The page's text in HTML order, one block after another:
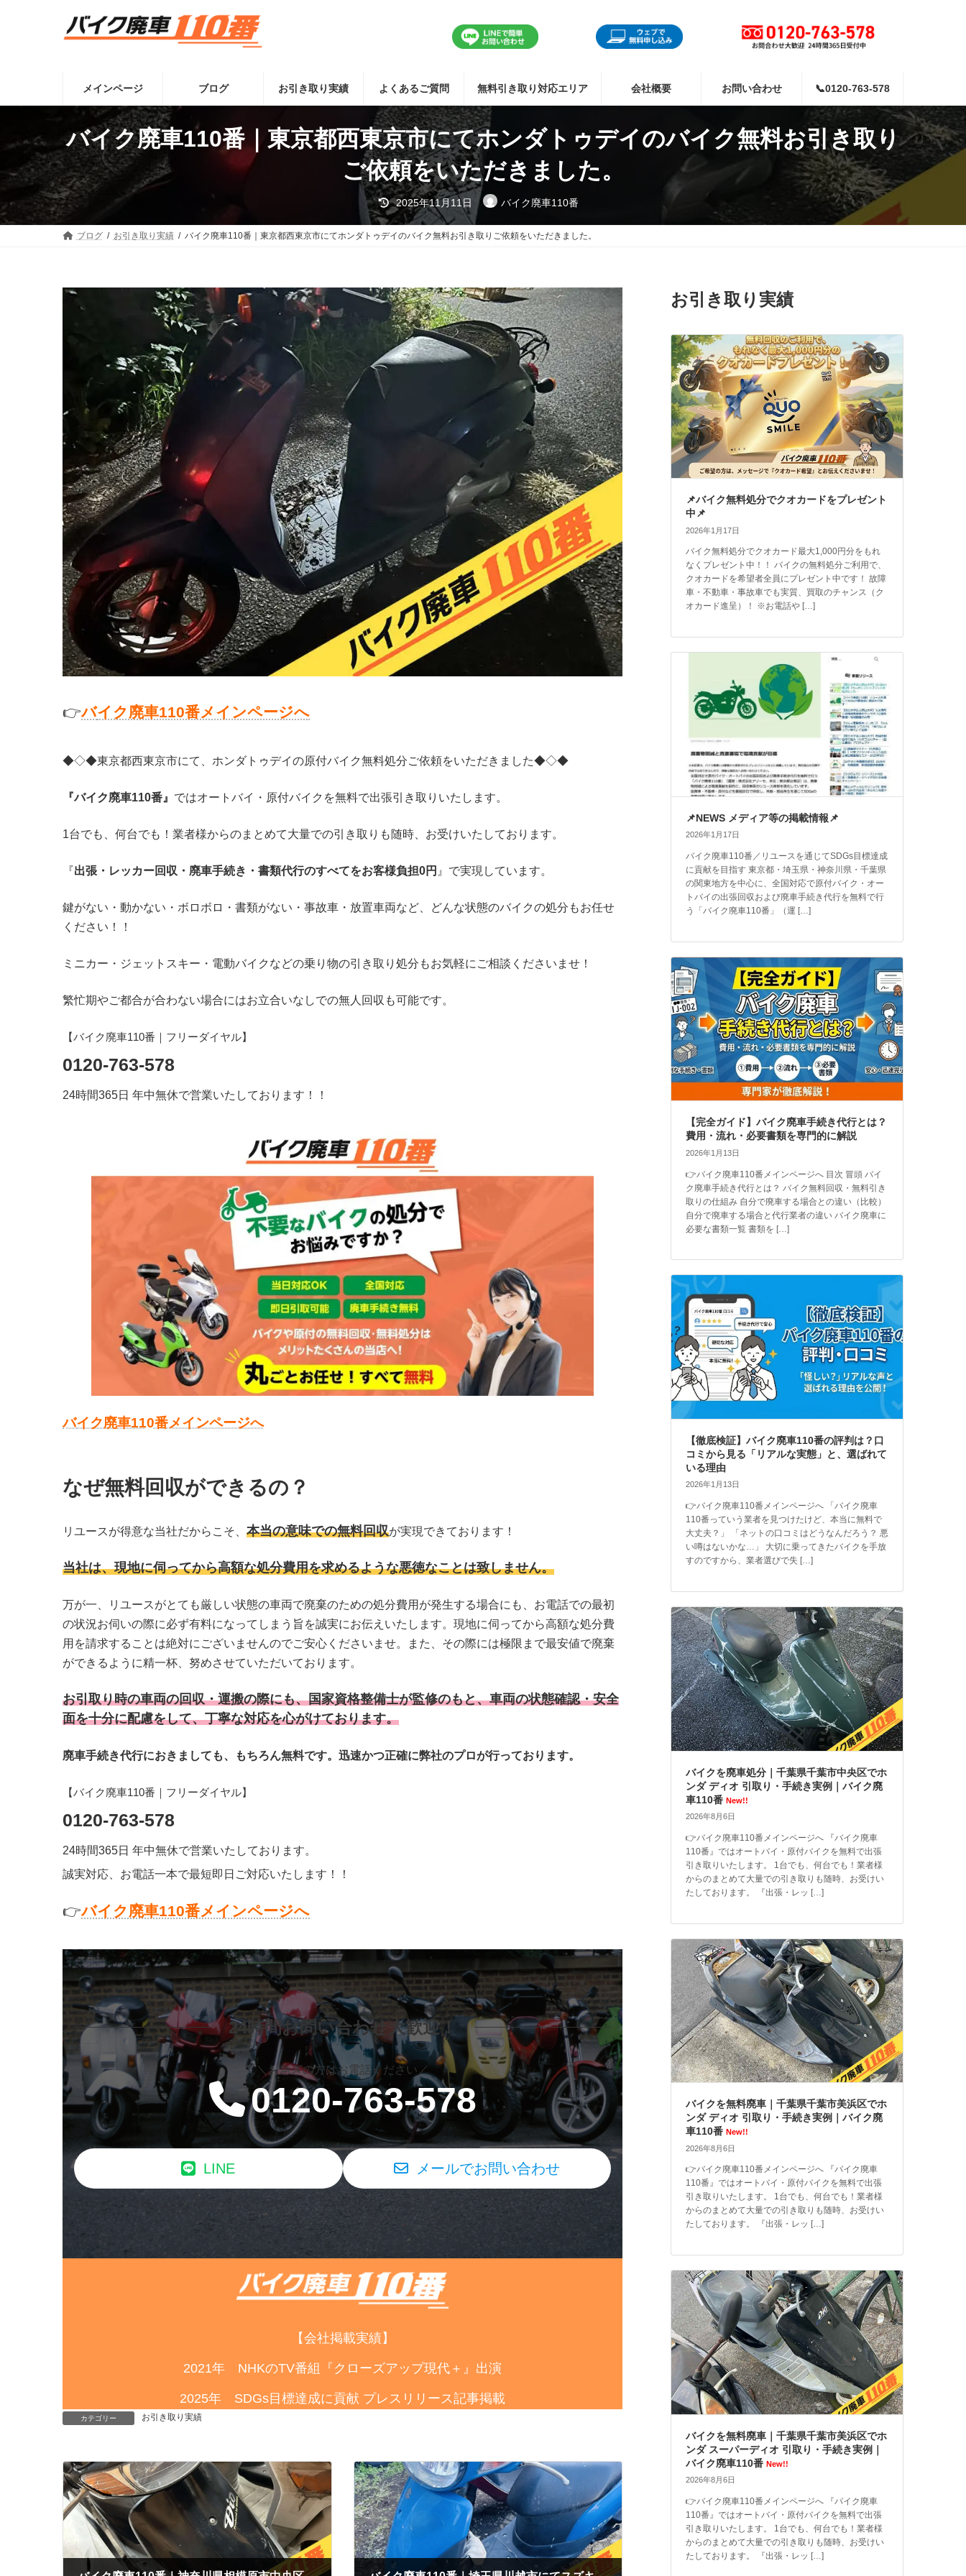
メインページ ブログ お引き取り実績 よくあるご質問 無料引き取り対応エリア 会社概要 お問い合わせ 📞0120-763-578
バイク廃車110番｜東京都西東京市にてホンダトゥデイのバイク無料お引き取り
ご依頼をいただきました。
最
終
更
新
日
2025年11月11日 バイク廃車110番
ブログ お引き取り実績 バイク廃車110番｜東京都西東京市にてホンダトゥデイのバイク無料お引き取りご依頼をいただきました。
👉バイク廃車110番メインページへ
◆◇◆東京都西東京市にて、ホンダトゥデイの原付バイク無料処分ご依頼をいただきました◆◇◆
『バイク廃車110番』 ではオートバイ・原付バイクを無料で出張引き取りいたします。
1台でも、何台でも！業者様からのまとめて大量での引き取りも随時、お受けいたしております。
『出張・レッカー回収・廃車手続き・書類代行のすべてをお客様負担0円 』で実現しています。
鍵がない・動かない・ボロボロ・書類がない・事故車・放置車両など、どんな状態のバイクの処分もお任せ
ください！！
ミニカー・ジェットスキー・電動バイクなどの乗り物の引き取り処分もお気軽にご相談くださいませ！
繁忙期やご都合が合わない場合にはお立合いなしでの無人回収も可能です。
【バイク廃車110番｜フリーダイヤル】
0120-763-578
24時間365日 年中無休で営業いたしております！！
バイク廃車110番メインページへ
なぜ無料回収ができるの？
リユースが得意な当社だからこそ、 本当の意味での無料回収が実現できております！
当社は、現地に伺ってから高額な処分費用を求めるような悪徳なことは致しません。
万が一、リユースがとても厳しい状態の車両で廃棄のための処分費用が発生する場合にも、お電話での最初
の状況お伺いの際に必ず有料になってしまう旨を誠実にお伝えいたします。現地に伺ってから高額な処分費
用を請求することは絶対にございませんのでご安心くださいませ。また、その際には極限まで最安値で廃棄
ができるように精一杯、努めさせていただいております。
お引取り時の車両の回収・運搬の際にも、国家資格整備士が監修のもと、車両の状態確認・安全
面を十分に配慮をして、丁寧な対応を心がけております。
廃車手続き代行におきましても、もちろん無料です。迅速かつ正確に弊社のプロが行っております。
【バイク廃車110番｜フリーダイヤル】
0120-763-578
24時間365日 年中無休で営業いたしております。
誠実対応、お電話一本で最短即日ご対応いたします！！
👉バイク廃車110番メインページへ
24時間お問い合わせ大歓迎！
＼お急ぎの方はお電話ください／
0120-763-578
LINE メールでお問い合わせ
【会社掲載実績】
2021年 NHKのTV番組『クローズアップ現代＋』出演
2025年 SDGs目標達成に貢献 プレスリリース記事掲載
カテゴリー お引き取り実績
お引き取り実績
📌バイク無料処分でクオカードをプレゼント
中📌
2026年1月17日
バイク無料処分でクオカード最大1,000円分をもれ
なくプレゼント中！！ バイクの無料処分ご利用で、
クオカードを希望者全員にプレゼント中です！ 故障
車・不動車・事故車でも実質、買取のチャンス（ク
オカード進呈）！ ※お電話や […]
📌NEWS メディア等の掲載情報📌
2026年1月17日
バイク廃車110番／リユースを通じてSDGs目標達成
に貢献を目指す 東京都・埼玉県・神奈川県・千葉県
の関東地方を中心に、全国対応で原付バイク・オー
トバイの出張回収および廃車手続き代行を無料で行
う「バイク廃車110番」（運 […]
【完全ガイド】バイク廃車手続き代行とは？
費用・流れ・必要書類を専門的に解説
2026年1月13日
👉バイク廃車110番メインページへ 目次 冒頭 バイ
ク廃車手続き代行とは？ バイク無料回収・無料引き
取りの仕組み 自分で廃車する場合との違い（比較）
自分で廃車する場合と代行業者の違い バイク廃車に
必要な書類一覧 書類を […]
【徹底検証】バイク廃車110番の評判は？口
コミから見る「リアルな実態」と、選ばれて
いる理由
2026年1月13日
👉バイク廃車110番メインページへ 「バイク廃車
110番っていう業者を見つけたけど、本当に無料で
大丈夫？」 「ネットの口コミはどうなんだろう？ 悪
い噂はないかな…」 大切に乗ってきたバイクを手放
すのですから、業者選びで失 […]
バイクを廃車処分｜千葉県千葉市中央区でホ
ンダ ディオ 引取り・手続き実例｜バイク廃
車110番 New!!
2026年8月6日
👉バイク廃車110番メインページへ 『バイク廃車
110番』ではオートバイ・原付バイクを無料で出張
引き取りいたします。 1台でも、何台でも！業者様
からのまとめて大量での引き取りも随時、お受けい
たしております。 『出張・レッ […]
バイクを無料廃車｜千葉県千葉市美浜区でホ
ンダ ディオ 引取り・手続き実例｜バイク廃
車110番 New!!
2026年8月6日
👉バイク廃車110番メインページへ 『バイク廃車
110番』ではオートバイ・原付バイクを無料で出張
引き取りいたします。 1台でも、何台でも！業者様
からのまとめて大量での引き取りも随時、お受けい
たしております。 『出張・レッ […]
バイクを無料廃車｜千葉県千葉市美浜区でホ
ンダ スーパーディオ 引取り・手続き実例｜
バイク廃車110番 New!!
2026年8月6日
👉バイク廃車110番メインページへ 『バイク廃車
110番』ではオートバイ・原付バイクを無料で出張
引き取りいたします。 1台でも、何台でも！業者様
からのまとめて大量での引き取りも随時、お受けい
たしております。 『出張・レッ […]